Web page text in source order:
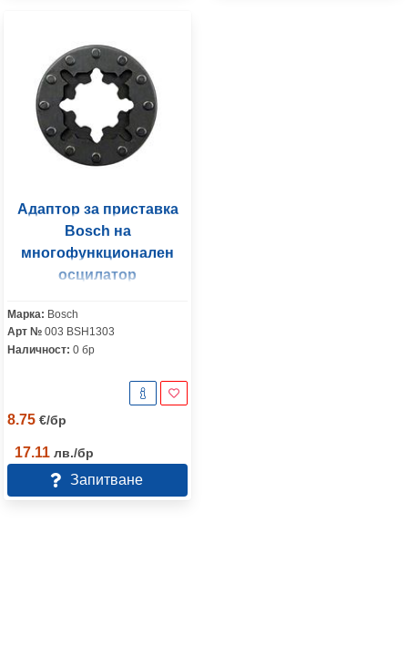
Адаптор за приставка
Bosch на
многофункционален
осцилатор
Марка: Bosch
Арт № 003 BSH1303
Наличност: 0 бр
8.75 €/бр
17.11 лв./бр
Запитване